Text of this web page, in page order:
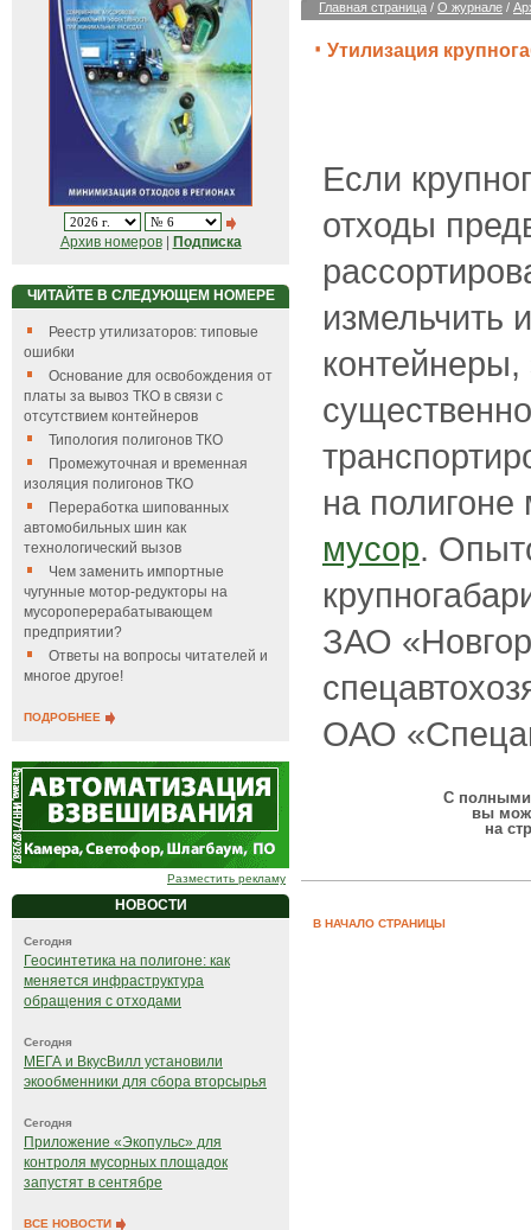
Архив номеров| Подписка
ЧИТАЙТЕ В СЛЕДУЮЩЕМ НОМЕРЕ
Реестр утилизаторов: типовые
ошибки
Основание для освобождения от
платы за вывоз ТКО в связи с
отсутствием контейнеров
Типология полигонов ТКО
Промежуточная и временная
изоляция полигонов ТКО
Переработка шипованных
автомобильных шин как
технологический вызов
Чем заменить импортные
чугунные мотор-редукторы на
мусороперерабатывающем
предприятии?
Ответы на вопросы читателей и
многое другое!
ПОДРОБНЕЕ
Разместить рекламу
НОВОСТИ
Сегодня
Геосинтетика на полигоне: как
меняется инфраструктура
обращения с отходами
Сегодня
МЕГА и ВкусВилл установили
экообменники для сбора вторсырья
Сегодня
Приложение «Экопульс» для
контроля мусорных площадок
запустят в сентябре
ВСЕ НОВОСТИ
Главная страница / О журнале /
Утилизация
Если
отходы
измельчить
контейнеры,
на
мусор.
ЗАО
ОАО
С полными
вы
на
В НАЧАЛО СТРАНИЦЫ